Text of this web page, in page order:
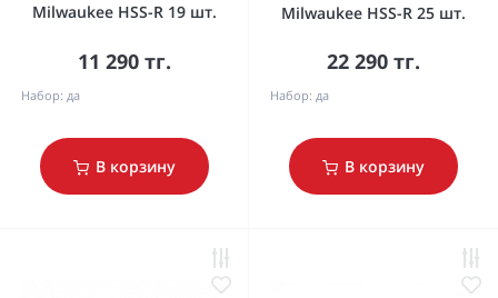
Milwaukee HSS-R 19 шт.
11 290 тг.
Набор: да
В корзину
Milwaukee HSS-R 25 шт.
22 290 тг.
Набор: да
В корзину